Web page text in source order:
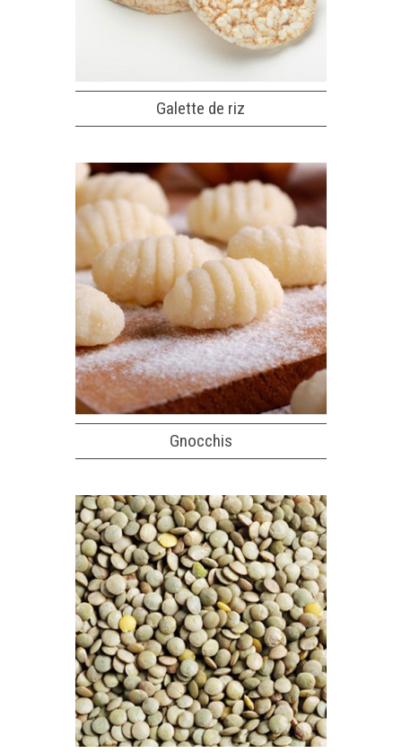
Galette de riz
Gnocchis